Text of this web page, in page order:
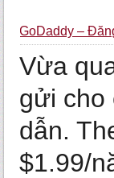
GoDaddy –
Vừa
gửi cho
dẫn.
$1.99/